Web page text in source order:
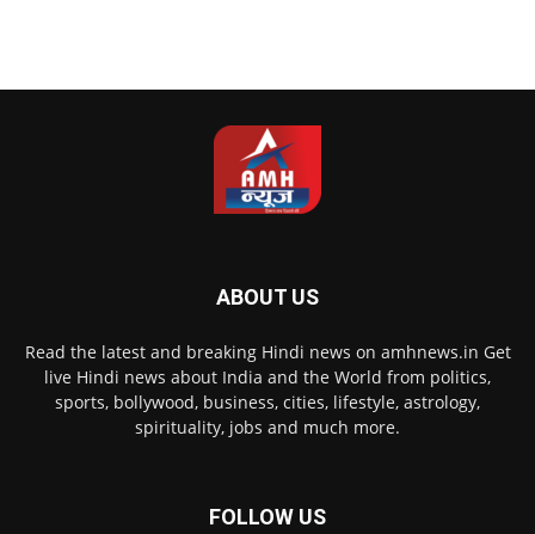
ABOUT US
Read the latest and breaking Hindi news on amhnews.in Get
live Hindi news about India and the World from politics,
sports, bollywood, business, cities, lifestyle, astrology,
spirituality, jobs and much more.
FOLLOW US